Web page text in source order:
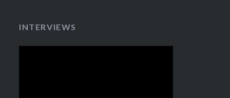
INTERVIEWS